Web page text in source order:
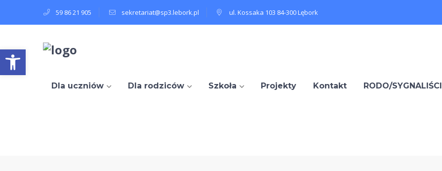
Open toolbar
59 86 21 905 sekretariat@sp3.lebork.pl ul. Kossaka 103 84-300 Lębork
Dla uczniów Dla rodziców Szkoła Projekty Kontakt RODO/SYGNALIŚCI